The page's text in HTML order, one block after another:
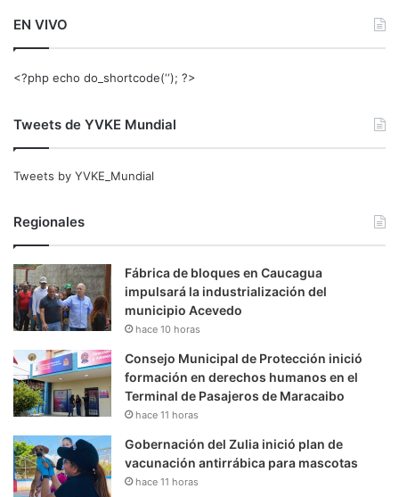
EN VIVO
<?php echo do_shortcode(‘‘); ?>
Tweets de YVKE Mundial
Tweets by YVKE_Mundial
Regionales
Fábrica de bloques en Caucagua
impulsará la industrialización del
municipio Acevedo
hace 10 horas
Consejo Municipal de Protección inició
formación en derechos humanos en el
Terminal de Pasajeros de Maracaibo
hace 11 horas
Gobernación del Zulia inició plan de
vacunación antirrábica para mascotas
hace 11 horas